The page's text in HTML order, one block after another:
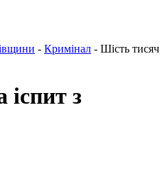
- Кримінал - Шість тисяч
іспит з